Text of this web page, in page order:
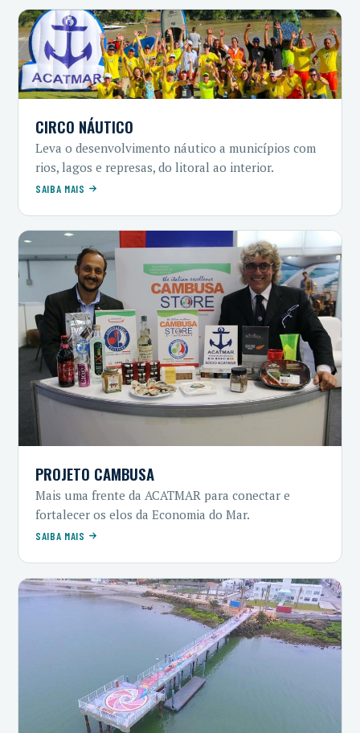
CIRCO NÁUTICO
Leva o desenvolvimento náutico a municípios com
rios, lagos e represas, do litoral ao interior.
SAIBA MAIS
PROJETO CAMBUSA
Mais uma frente da ACATMAR para conectar e
fortalecer os elos da Economia do Mar.
SAIBA MAIS